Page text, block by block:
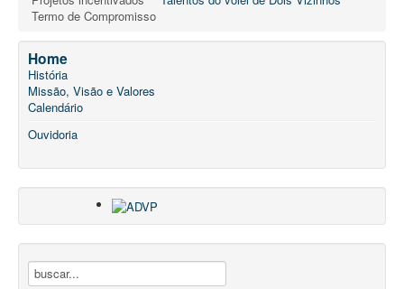
Termo de Compromisso
Home
História
Missão, Visão e Valores
Calendário
Ouvidoria